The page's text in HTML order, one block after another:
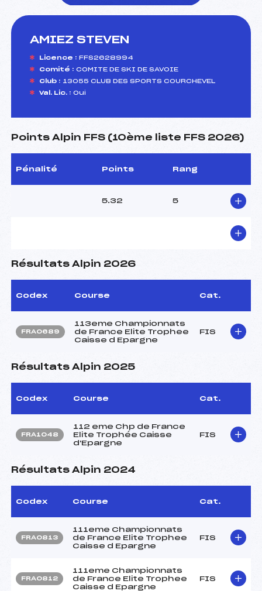
AMIEZ STEVEN
Licence : FFS2628994
Comité : COMITE DE SKI DE SAVOIE
Club : 13055 CLUB DES SPORTS COURCHEVEL
Val. Lic. : Oui
Points Alpin FFS (10ème liste FFS 2026)
Pénalité Points Rang
5.32 5
Résultats Alpin 2026
Codex Course Cat.
FRA0689
113eme Championnats
de France Elite Trophee
Caisse d Epargne
FIS
Résultats Alpin 2025
Codex Course Cat.
FRA1048
112 eme Chp de France
Elite Trophée Caisse
d'Epargne
FIS
Résultats Alpin 2024
Codex Course Cat.
FRA0813
111eme Championnats
de France Elite Trophee
Caisse d Epargne
FIS
FRA0812
111eme Championnats
de France Elite Trophee
Caisse d Epargne
FIS